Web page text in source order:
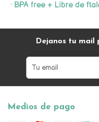
· BPA free + Libre de
Dejanos tu mail
Medios de pago